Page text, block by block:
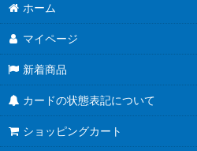
ホーム
マイページ
新着商品
カードの状態表記について
ショッピングカート